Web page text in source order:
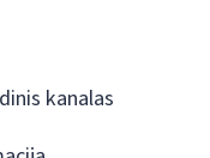
kanalas